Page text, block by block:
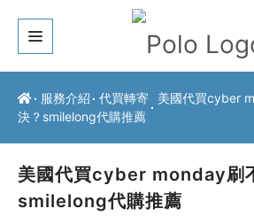
關於我們
服務介紹
常見問題
服務介紹 代買轉寄
美國代買cyber
決？smilelong代購推薦
美國代買cyber monday刷
smilelong代購推薦